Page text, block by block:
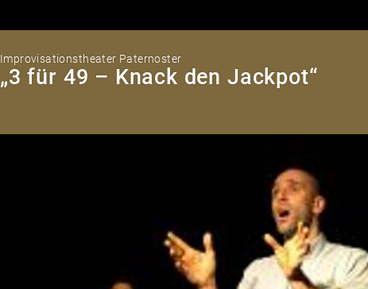
Improvisationstheater Paternoster
„3 für 49 – Knack den Jackpot“